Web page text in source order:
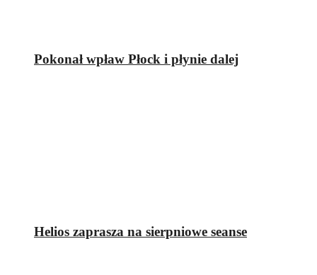
Pokonał wpław Płock i płynie dalej
Helios zaprasza na sierpniowe seanse